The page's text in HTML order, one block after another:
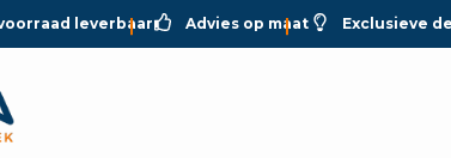
leverbaar Advies op maat Exclusieve